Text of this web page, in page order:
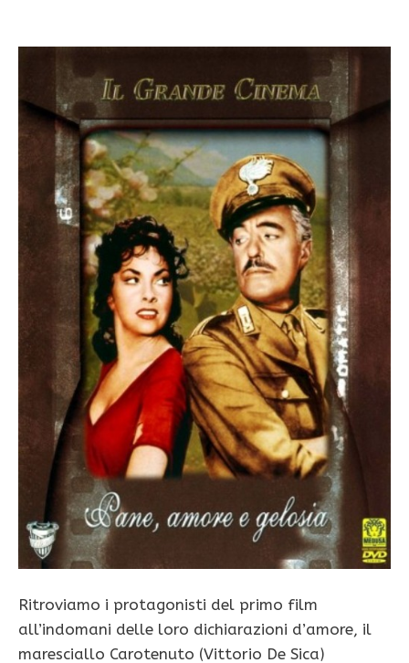
Ritroviamo i protagonisti del primo film
all’indomani delle loro dichiarazioni d’amore, il
maresciallo Carotenuto (Vittorio De Sica)